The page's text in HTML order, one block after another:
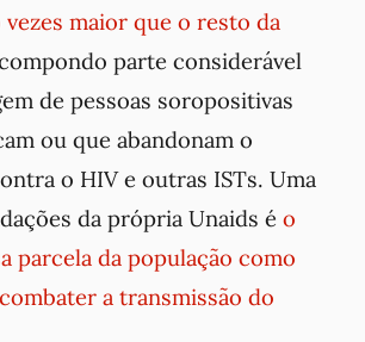
maior que o resto da
parte considerável
de pessoas soropositivas
ou que abandonam o
o HIV e outras ISTs. Uma
da própria Unaids é o
parcela da população como
a transmissão do